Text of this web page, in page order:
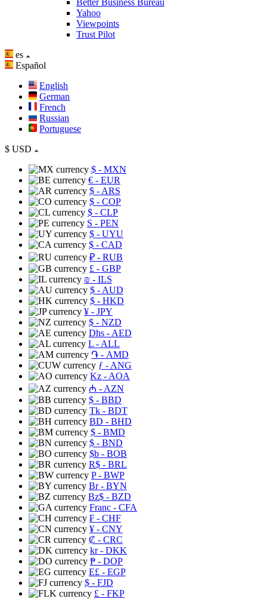
Better Business Bureau
Yahoo
Viewpoints
Trust Pilot
es
Español
English
German
French
Russian
Portuguese
$ USD
$ - MXN
€ - EUR
$ - ARS
$ - COP
$ - CLP
S - PEN
$ - UYU
$ - CAD
₽ - RUB
£ - GBP
₪ - ILS
$ - AUD
$ - HKD
¥ - JPY
$ - NZD
Dhs - AED
L - ALL
֏ - AMD
ƒ - ANG
Kz - AOA
₼ - AZN
$ - BBD
Tk - BDT
BD - BHD
$ - BMD
$ - BND
$b - BOB
R$ - BRL
P- BWP
Br- BYN
Bz$ - BZD
Franc - CFA
₣ - CHF
¥ - CNY
₡ - CRC
kr- DKK
₱ - DOP
E£ - EGP
$ - FJD
£ - FKP